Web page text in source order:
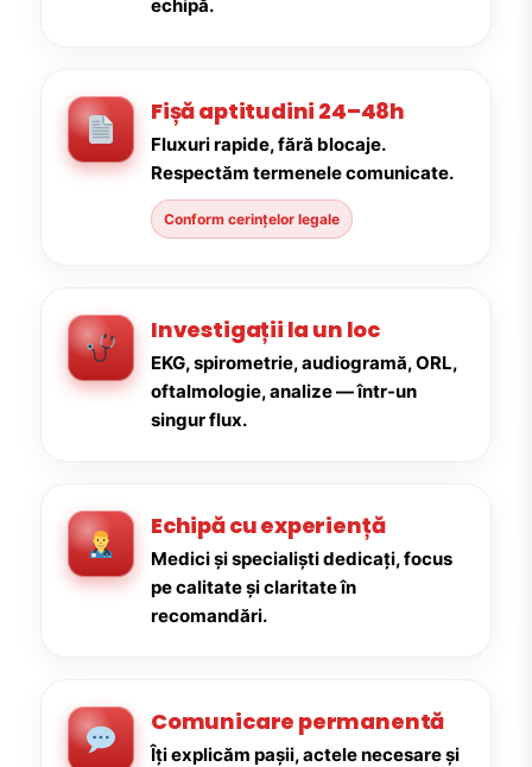
echipă.
Fișă aptitudini 24–48h
Fluxuri rapide, fără blocaje.
Respectăm termenele comunicate.
Conform cerințelor legale
Investigații la un loc
EKG, spirometrie, audiogramă, ORL,
oftalmologie, analize — într-un
singur flux.
Echipă cu experiență
Medici și specialiști dedicați, focus
pe calitate și claritate în
recomandări.
Comunicare permanentă
Îți explicăm pașii, actele necesare și